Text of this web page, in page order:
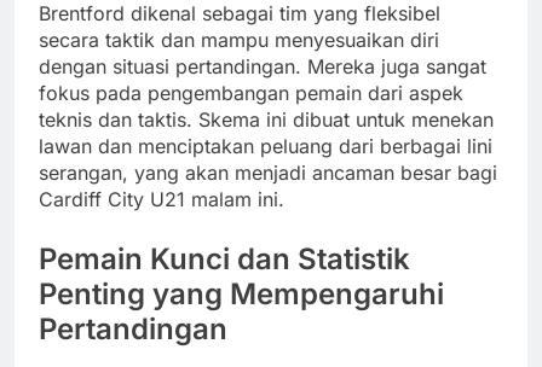
Brentford dikenal sebagai tim yang fleksibel
secara taktik dan mampu menyesuaikan diri
dengan situasi pertandingan. Mereka juga sangat
fokus pada pengembangan pemain dari aspek
teknis dan taktis. Skema ini dibuat untuk menekan
lawan dan menciptakan peluang dari berbagai lini
serangan, yang akan menjadi ancaman besar bagi
Cardiff City U21 malam ini.
Pemain Kunci dan Statistik
Penting yang Mempengaruhi
Pertandingan